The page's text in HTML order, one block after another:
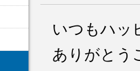
いつもハッ
ありがとう